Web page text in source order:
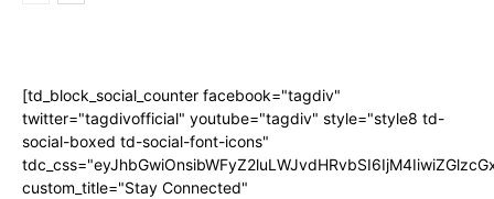
[td_block_social_counter facebook="tagdiv"
twitter="tagdivofficial" youtube="tagdiv" style="style8 td-
social-boxed td-social-font-icons"
custom_title="Stay Connected"